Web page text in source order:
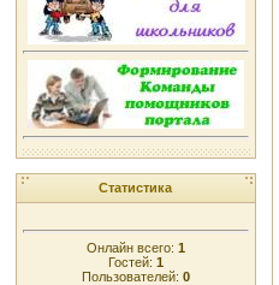
Статистика
Онлайн всего: 1
Гостей: 1
Пользователей: 0